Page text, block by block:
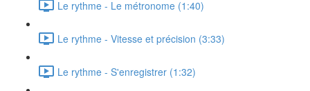
Le rythme - Le métronome (1:40)
Le rythme - Vitesse et précision (3:33)
Le rythme - S'enregistrer (1:32)